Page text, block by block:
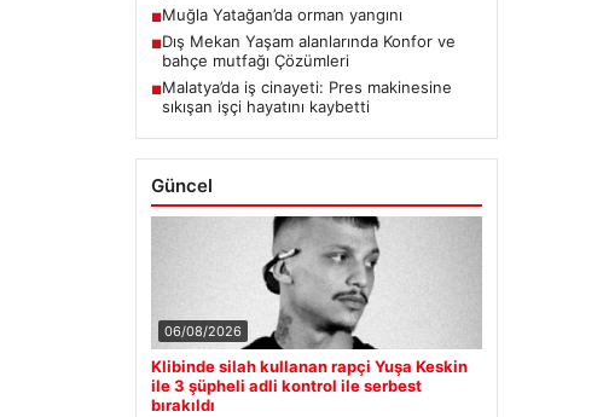
■Muğla Yatağan’da orman yangını
■Dış Mekan Yaşam alanlarında Konfor ve
bahçe mutfağı Çözümleri
■Malatya’da iş cinayeti: Pres makinesine
sıkışan işçi hayatını kaybetti
Güncel
06/08/2026
Klibinde silah kullanan rapçi Yuşa Keskin
ile 3 şüpheli adli kontrol ile serbest
bırakıldı